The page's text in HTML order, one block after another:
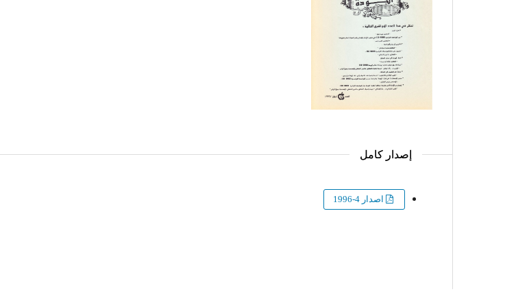
إصدار كامل
اصدار 4-1996